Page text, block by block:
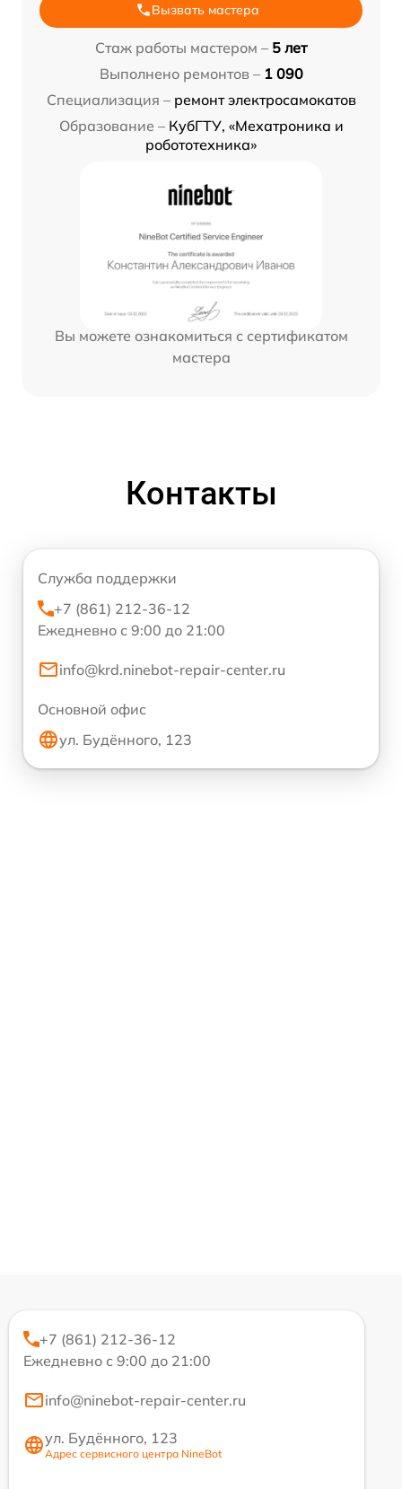
Вызвать мастера
Стаж работы мастером – 5 лет
Выполнено ремонтов – 1 090
Специализация – ремонт электросамокатов
Образование – КубГТУ, «Мехатроника и
робототехника»
Вы можете ознакомиться с сертификатом
мастера
Контакты
Служба поддержки
+7 (861) 212-36-12
Ежедневно с 9:00 до 21:00
info@krd.ninebot-repair-center.ru
Основной офис
ул. Будённого, 123
+7 (861) 212-36-12
Ежедневно с 9:00 до 21:00
info@ninebot-repair-center.ru
ул. Будённого, 123
Адрес сервисного центра NineBot